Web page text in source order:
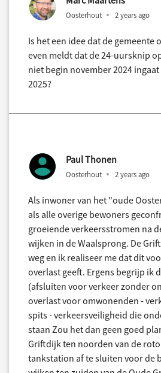
Oosterhout 2 years ago
Is het een idee dat de gemeente
even meldt dat de 24-uursknip
niet begin november 2024
2025?
Paul Thonen
Oosterhout 2 years ago
Als inwoner van het "oude
als alle overige bewoners
groeiende verkeersstromen na
wijken in de Waalsprong. De
weg en ik realiseer me dat dit
overlast geeft. Ergens begrijp ik
(afsluiten voor verkeer zonder
overlast voor omwonenden -
spits - verkeersveiligheid die
staan Zou het dan geen goed
Griftdijk ten noorden van de
tankstation af te sluiten voor de